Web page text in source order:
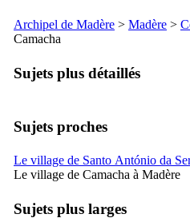
Archipel de Madère > Madère >
Camacha
Sujets plus détaillés
Sujets proches
Le village de Santo António da
Le village de Camacha à Madère
Sujets plus larges